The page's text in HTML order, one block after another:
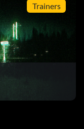
Trainers